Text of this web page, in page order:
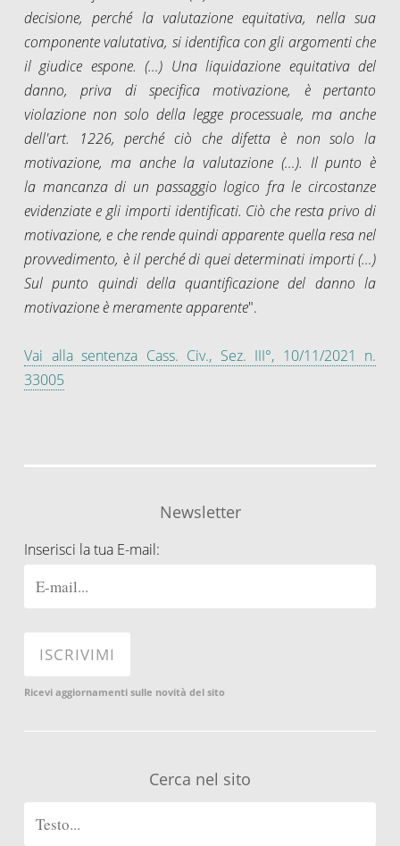
decisione, perché la valutazione equitativa, nella sua
componente valutativa, si identifica con gli argomenti che
il giudice espone. (…) Una liquidazione equitativa del
danno, priva di specifica motivazione, è pertanto
violazione non solo della legge processuale, ma anche
dell'art. 1226, perché ciò che difetta è non solo la
motivazione, ma anche la valutazione (…). Il punto è
la mancanza di un passaggio logico fra le circostanze
evidenziate e gli importi identificati. Ciò che resta privo di
motivazione, e che rende quindi apparente quella resa nel
provvedimento, è il perché di quei determinati importi (…)
Sul punto quindi della quantificazione del danno la
motivazione è meramente apparente".
Vai alla sentenza Cass. Civ., Sez. III°, 10/11/2021 n.
33005
Newsletter
Inserisci la tua E-mail:
Ricevi aggiornamenti sulle novità del sito
Cerca nel sito